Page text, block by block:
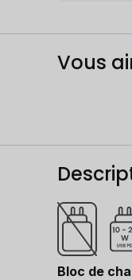
Vous
Bloc de